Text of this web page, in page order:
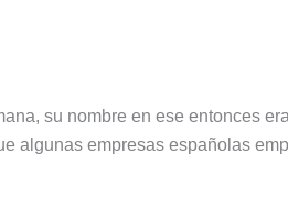
su nombre en ese entonces
algunas empresas españolas